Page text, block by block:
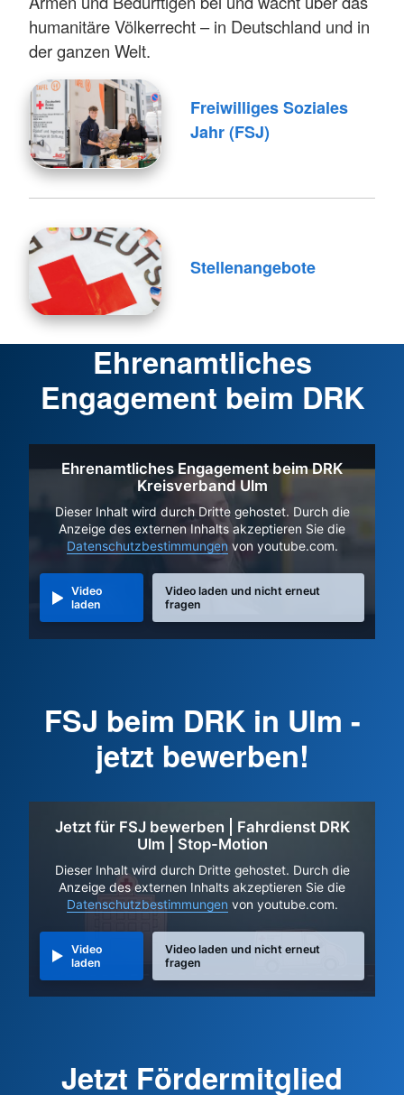
humanitäre Völkerrecht – in Deutschland und in
der ganzen Welt.
Freiwilliges Soziales
Jahr (FSJ)
Stellenangebote
Ehrenamtliches
Engagement beim DRK
Ehrenamtliches Engagement beim DRK
Kreisverband Ulm
Dieser Inhalt wird durch Dritte gehostet. Durch die
Anzeige des externen Inhalts akzeptieren Sie die
Datenschutzbestimmungen von youtube.com.
Video
laden
Video laden und nicht erneut
fragen
FSJ beim DRK in Ulm -
jetzt bewerben!
Jetzt für FSJ bewerben | Fahrdienst DRK
Ulm | Stop-Motion
Dieser Inhalt wird durch Dritte gehostet. Durch die
Anzeige des externen Inhalts akzeptieren Sie die
Datenschutzbestimmungen von youtube.com.
Video
laden
Video laden und nicht erneut
fragen
Jetzt Fördermitglied